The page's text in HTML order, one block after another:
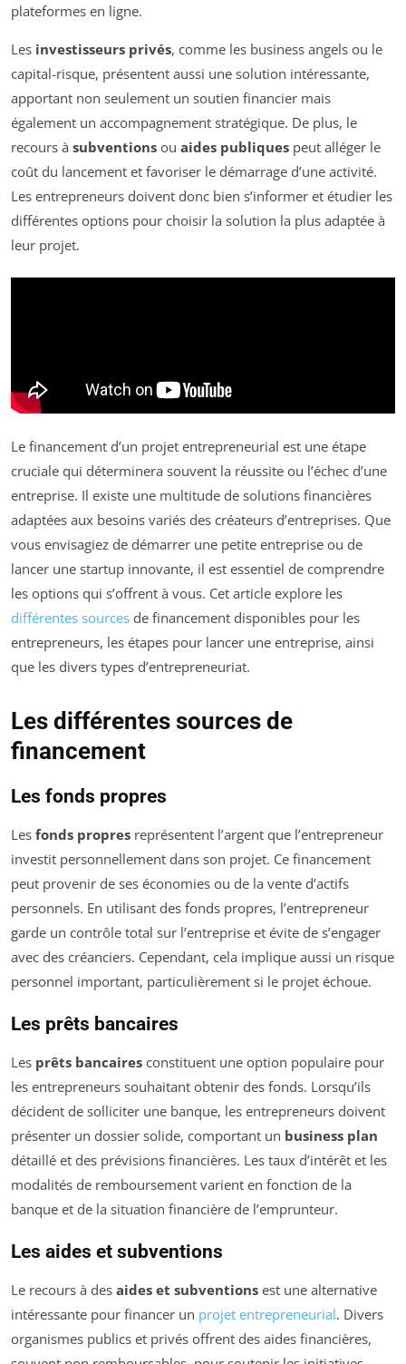
plateformes en ligne.
Les investisseurs privés, comme les business angels ou le
capital-risque, présentent aussi une solution intéressante,
apportant non seulement un soutien financier mais
également un accompagnement stratégique. De plus, le
recours à subventions ou aides publiques peut alléger le
coût du lancement et favoriser le démarrage d’une activité.
Les entrepreneurs doivent donc bien s’informer et étudier les
différentes options pour choisir la solution la plus adaptée à
leur projet.
Le financement d’un projet entrepreneurial est une étape
cruciale qui déterminera souvent la réussite ou l’échec d’une
entreprise. Il existe une multitude de solutions financières
adaptées aux besoins variés des créateurs d’entreprises. Que
vous envisagiez de démarrer une petite entreprise ou de
lancer une startup innovante, il est essentiel de comprendre
les options qui s’offrent à vous. Cet article explore les
différentes sources de financement disponibles pour les
entrepreneurs, les étapes pour lancer une entreprise, ainsi
que les divers types d’entrepreneuriat.
Les différentes sources de
financement
Les fonds propres
Les fonds propres représentent l’argent que l’entrepreneur
investit personnellement dans son projet. Ce financement
peut provenir de ses économies ou de la vente d’actifs
personnels. En utilisant des fonds propres, l’entrepreneur
garde un contrôle total sur l’entreprise et évite de s’engager
avec des créanciers. Cependant, cela implique aussi un risque
personnel important, particulièrement si le projet échoue.
Les prêts bancaires
Les prêts bancaires constituent une option populaire pour
les entrepreneurs souhaitant obtenir des fonds. Lorsqu’ils
décident de solliciter une banque, les entrepreneurs doivent
présenter un dossier solide, comportant un business plan
détaillé et des prévisions financières. Les taux d’intérêt et les
modalités de remboursement varient en fonction de la
banque et de la situation financière de l’emprunteur.
Les aides et subventions
Le recours à des aides et subventions est une alternative
intéressante pour financer un projet entrepreneurial. Divers
organismes publics et privés offrent des aides financières,